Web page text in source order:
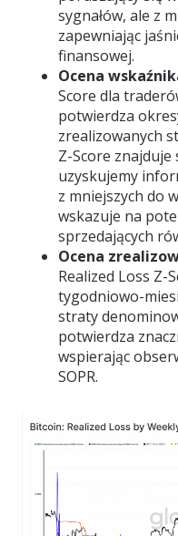
sygnałów, ale z
zapewniając
finansowej.
Ocena
Score dla
potwierdza
zrealizowanych
Z-Score
uzyskujemy
z mniejszych do
wskazuje na
sprzedających
Ocena
Realized Loss Z-
tygodniowo-
straty
potwierdza
wspierając
SOPR.